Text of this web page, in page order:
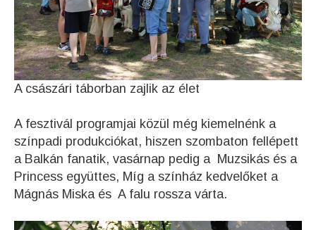
A császári táborban zajlik az élet
A fesztivál programjai közül még kiemelnénk a
színpadi produkciókat, hiszen szombaton fellépett
a Balkán fanatik, vasárnap pedig a Muzsikás és a
Princess együttes, Míg a színház kedvelőket a
Mágnás Miska és A falu rossza várta.